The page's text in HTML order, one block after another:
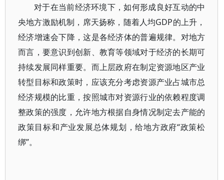
对于在当前经济环境下，如何形成良好互动的中
央地方激励机制，席天扬称，随着人均GDP的上升，
经济增速会下降，这是各经济体的普遍规律。对地方
而言，要意识到创新、教育等领域对于经济的长期可
持续发展同样重要。而上层政府在制定资源地区产业
转型目标和政策时，应该充分考虑资源产业占城市总
经济规模的比重，按照城市对资源行业的依赖程度调
整政策的强度，允许地方根据自身情况制定去产能的
政策目标和产业发展总体规划，给地方政府“政策松
绑”。